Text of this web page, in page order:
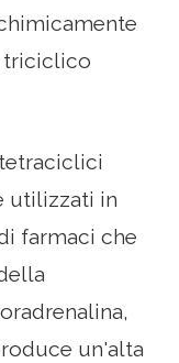
triciclico
utilizzati in
farmaci che
un'alta